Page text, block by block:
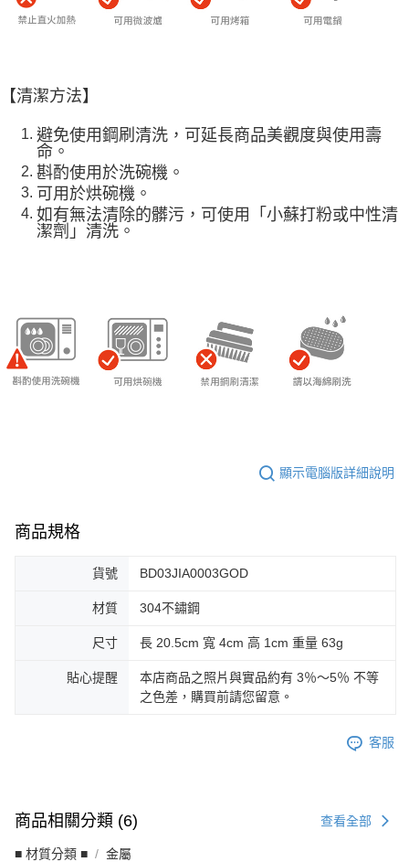
【清潔方法】
避免使用鋼刷清洗，可延長商品美觀度與使用壽
命。
斟酌使用於洗碗機。
可用於烘碗機。
如有無法清除的髒污，可使用「小蘇打粉或中性清
潔劑」清洗。
顯示電腦版詳細說明
商品規格
貨號 BD03JIA0003GOD
材質 304不鏽鋼
尺寸 長 20.5cm 寬 4cm 高 1cm 重量 63g
貼心提醒
本店商品之照片與實品約有 3％～5％ 不等
之色差，購買前請您留意。
客服
商品相關分類 (6) 查看全部
■ 材質分類 ■ 金屬